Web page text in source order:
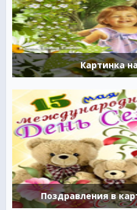
Картинка
Поздравления в